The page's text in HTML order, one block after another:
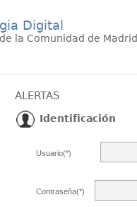
Digital
la Comunidad de Madrid
ALERTAS
Identificación
Usuario(*)
Contraseña(*)